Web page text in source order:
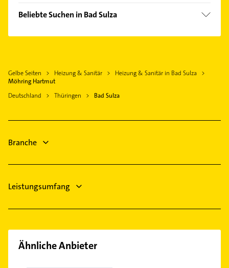
Apolda
Dornburg-Camburg
Kölleda
Naumburg (Saale)
Bad Berka
Sömmerda
Beliebte Suchen in Bad Sulza
Allgemeinarzt
Zahnarzt
Gasinstallateur
Sanitärinstallation
Gelbe Seiten Heizung & Sanitär
Heizung & Sanitär in Bad Sulza
Möhring Hartmut
Deutschland
Thüringen Bad Sulza
Branche
Leistungsumfang
Ähnliche Anbieter